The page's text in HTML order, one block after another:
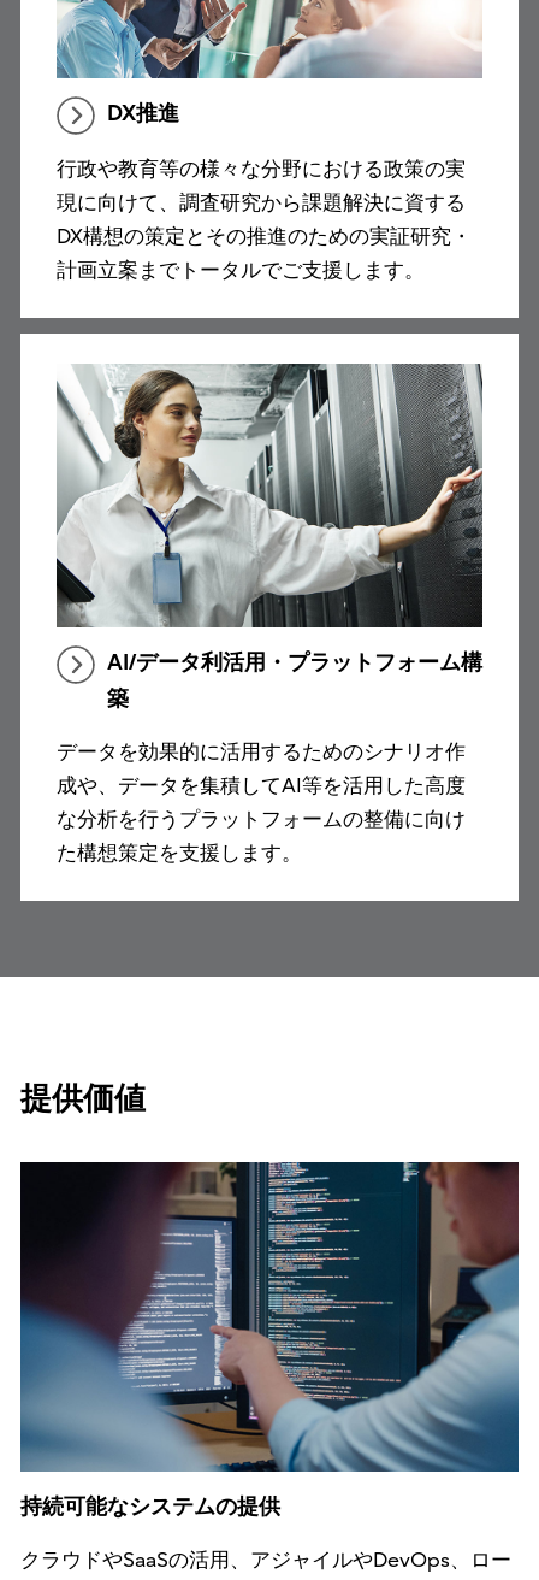
DX推進
行政や教育等の様々な分野における政策の実
現に向けて、調査研究から課題解決に資する
DX構想の策定とその推進のための実証研究・
計画立案までトータルでご支援します。
AI/データ利活用・プラットフォーム構
築
データを効果的に活用するためのシナリオ作
成や、データを集積してAI等を活用した高度
な分析を行うプラットフォームの整備に向け
た構想策定を支援します。
提供価値
持続可能なシステムの提供
クラウドやSaaSの活用、アジャイルやDevOps、ロー